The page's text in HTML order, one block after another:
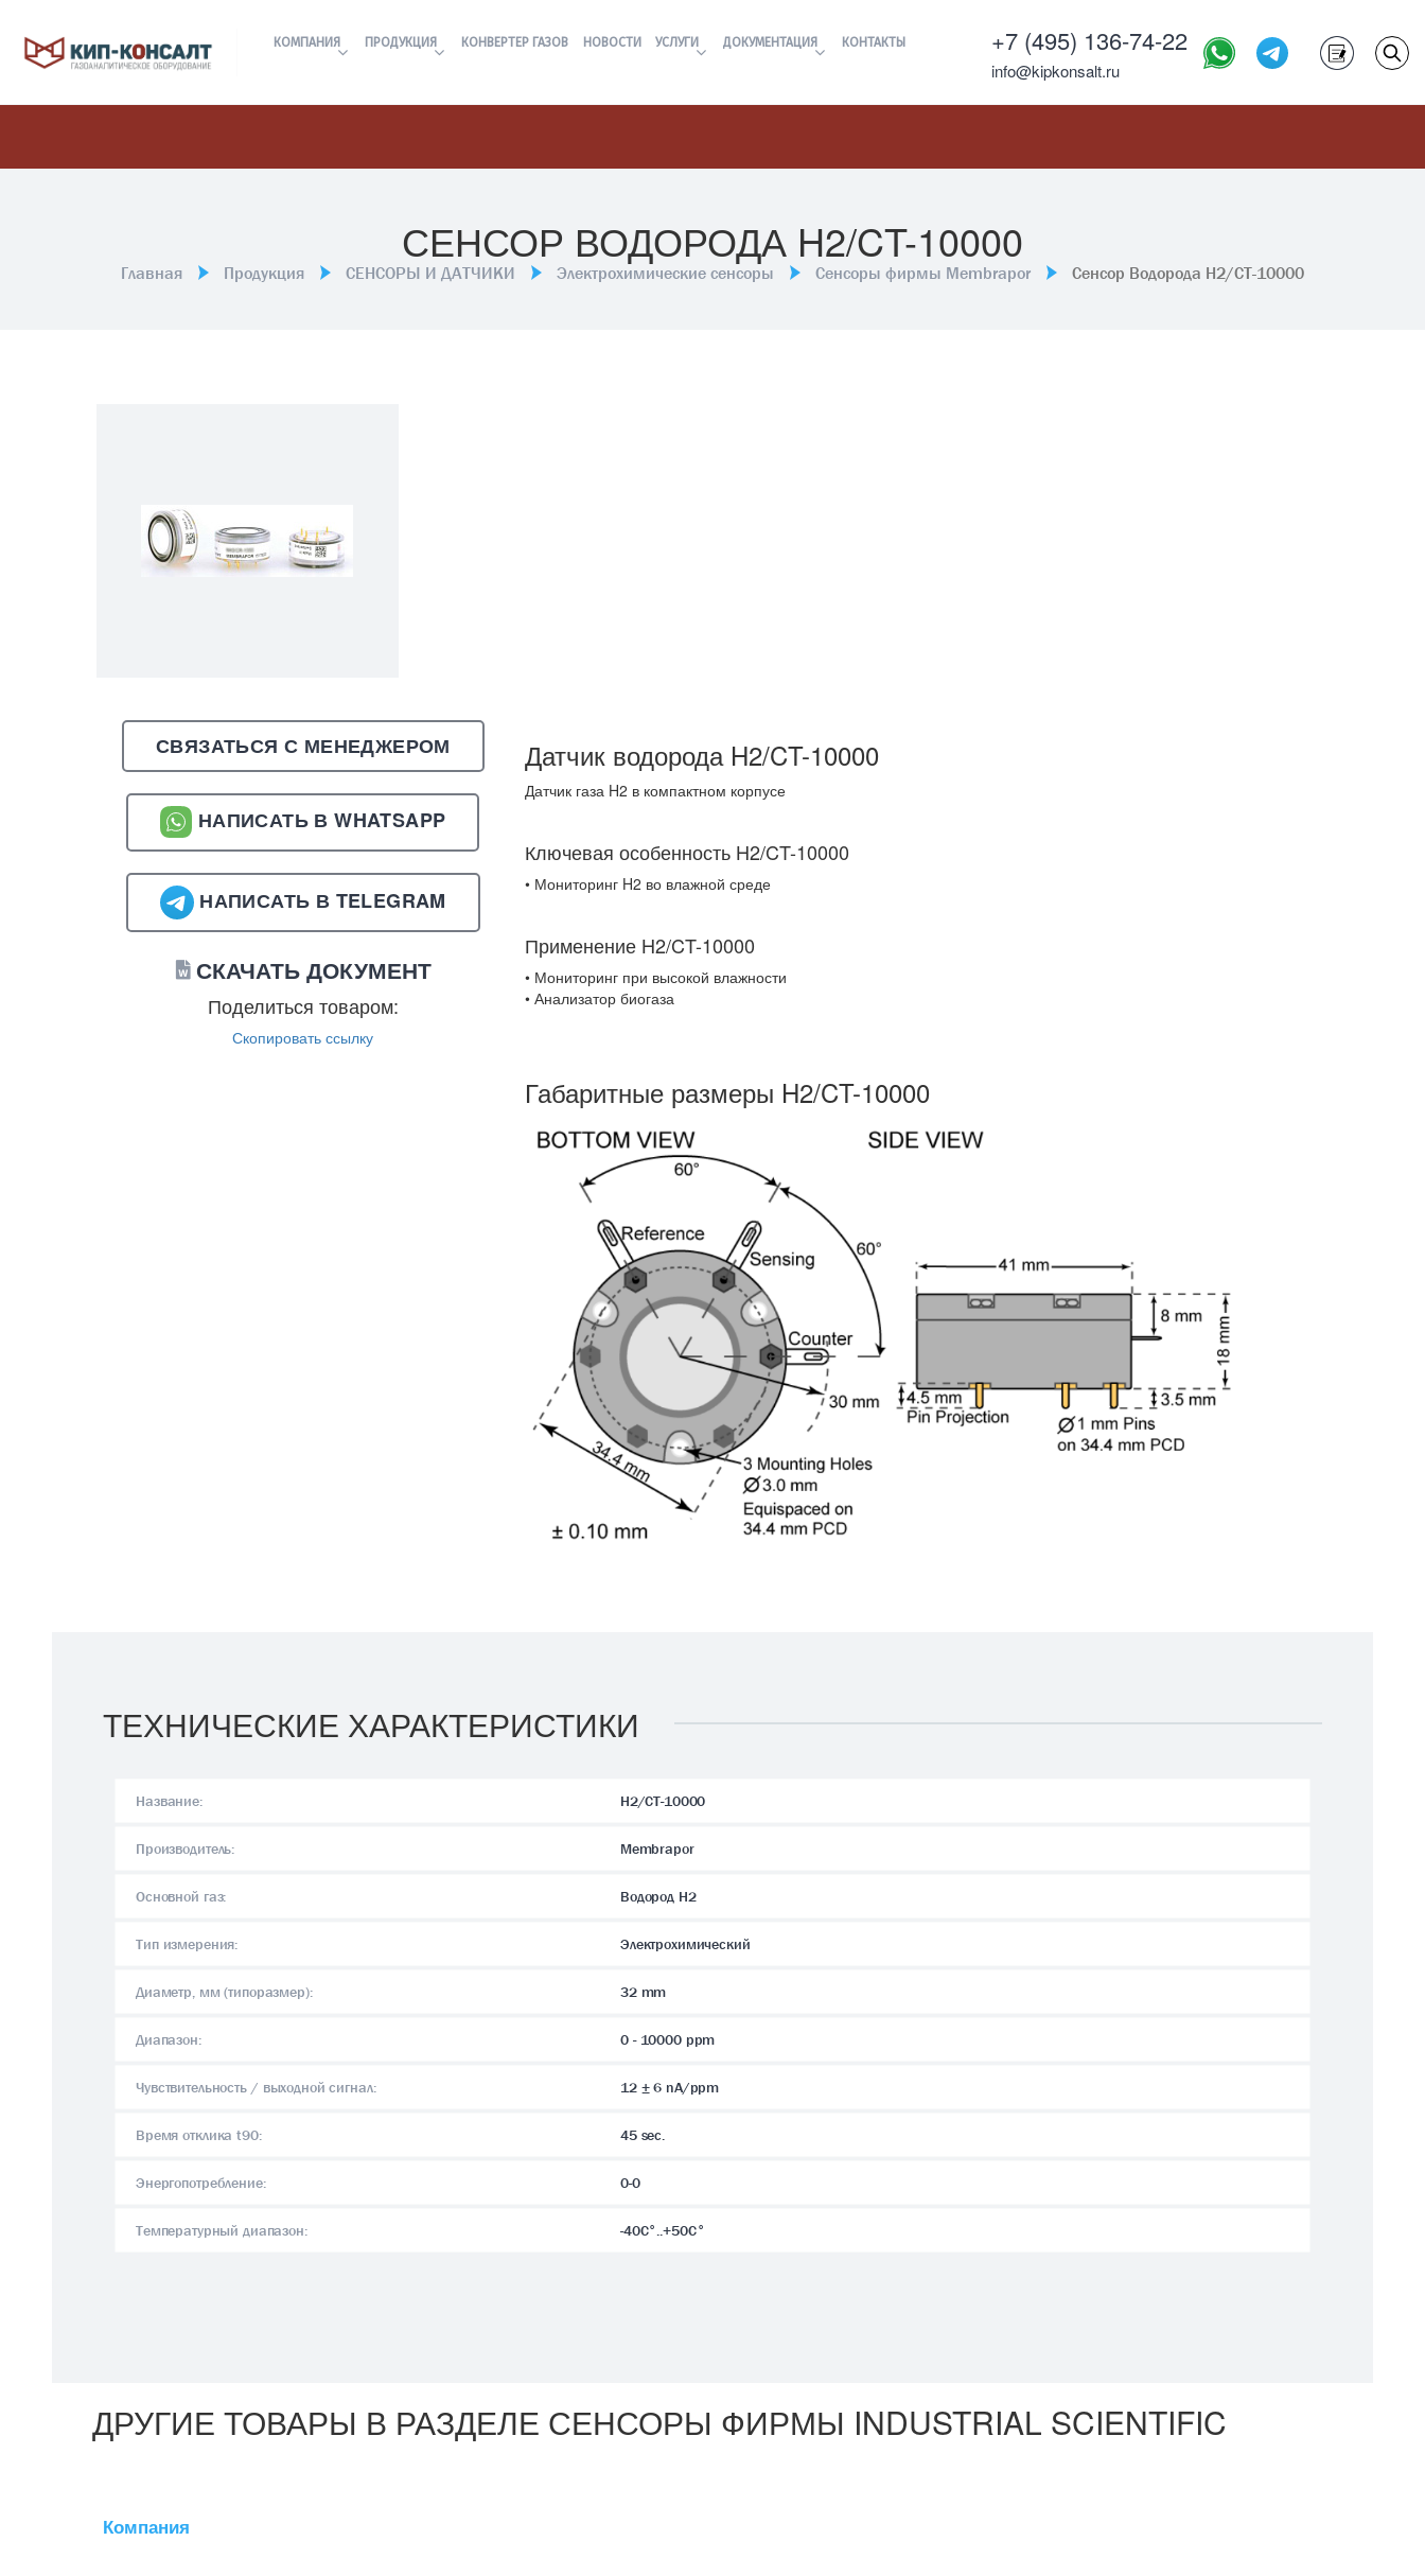
КОМПАНИЯ ПРОДУКЦИЯ КОНВЕРТЕР ГАЗОВ НОВОСТИ УСЛУГИ ДОКУМЕНТАЦИЯ КОНТАКТЫ +7 (495) 136-74-22
info@kipkonsalt.ru
СЕНСОР ВОДОРОДА H2/CT-10000
Главная Продукция СЕНСОРЫ И ДАТЧИКИ Электрохимические сенсоры Сенсоры фирмы Membrapor Сенсор Водорода H2/CT-10000
СВЯЗАТЬСЯ С МЕНЕДЖЕРОМ
НАПИСАТЬ В WHATSAPP
НАПИСАТЬ В TELEGRAM
СКАЧАТЬ ДОКУМЕНТ
Поделиться товаром:
Скопировать ссылку
Датчик водорода H2/CT-10000
Датчик газа H2 в компактном корпусе
Ключевая особенность H2/CT-10000
• Мониторинг H2 во влажной среде
Применение H2/CT-10000
• Мониторинг при высокой влажности
• Анализатор биогаза
Габаритные размеры H2/CT-10000
ТЕХНИЧЕСКИЕ ХАРАКТЕРИСТИКИ
Название: H2/CT-10000
Производитель: Membrapor
Основной газ: Водород H2
Тип измерения: Электрохимический
Диаметр, мм (типоразмер): 32 mm
Диапазон: 0 - 10000 ppm
Чувствительность / выходной сигнал: 12 ± 6 nA/ppm
Время отклика t90: 45 sec.
Энергопотребление: 0-0
Температурный диапазон: -40C°..+50C°
ДРУГИЕ ТОВАРЫ В РАЗДЕЛЕ СЕНСОРЫ ФИРМЫ INDUSTRIAL SCIENTIFIC
Компания